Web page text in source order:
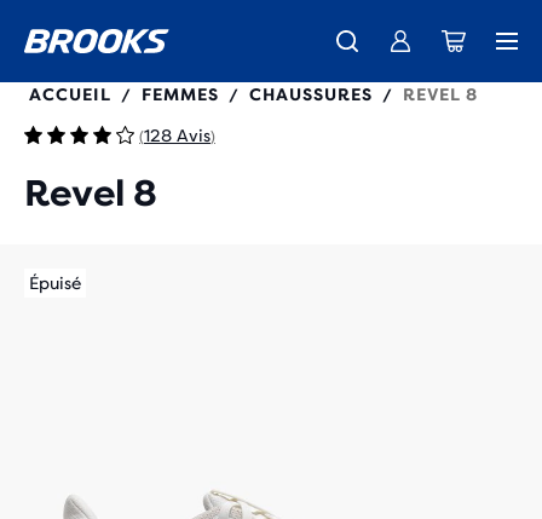
120456
ACCUEIL / FEMMES / CHAUSSURES / REVEL 8
(128 Avis)
Revel 8
Épuisé